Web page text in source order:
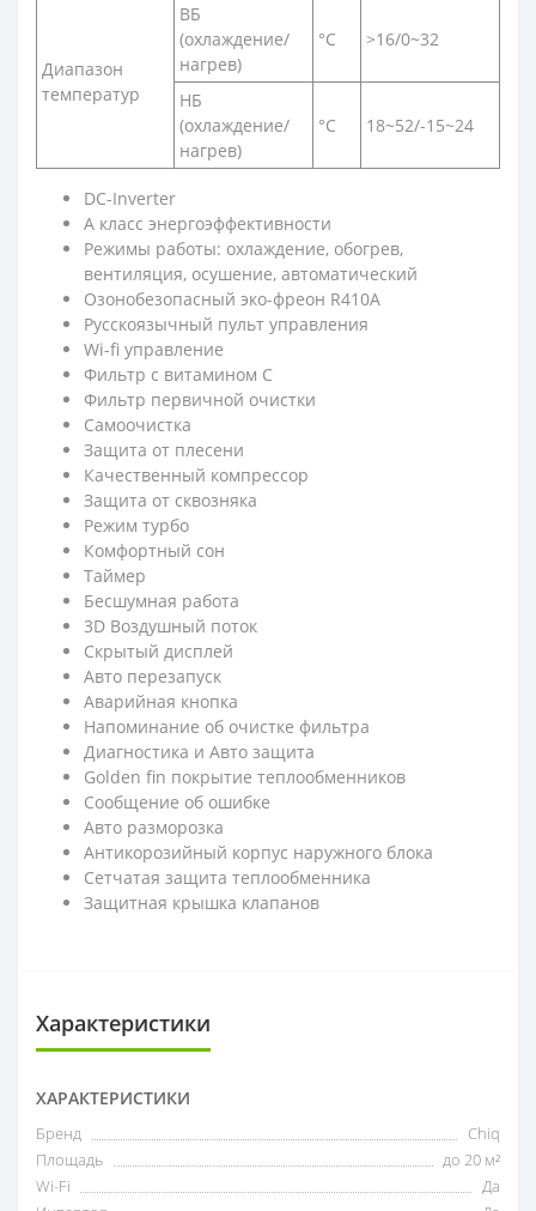
Диапазон
температур
ВБ
(охлаждение/
нагрев)
°C >16/0~32
НБ
(охлаждение/
нагрев)
°C 18~52/-15~24
DC-Inverter
A класс энергоэффективности
Режимы работы: охлаждение, обогрев,
вентиляция, осушение, автоматический
Озонобезопасный эко-фреон R410A
Русскоязычный пульт управления
Wi-fi управление
Фильтр с витамином С
Фильтр первичной очистки
Самоочистка
Защита от плесени
Качественный компрессор
Защита от сквозняка
Режим турбо
Комфортный сон
Таймер
Бесшумная работа
3D Воздушный поток
Скрытый дисплей
Авто перезапуск
Аварийная кнопка
Напоминание об очистке фильтра
Диагностика и Авто защита
Golden fin покрытие теплообменников
Сообщение об ошибке
Авто разморозка
Антикорозийный корпус наружнoго блока
Cетчатая защита теплообменника
Защитная крышка клапанов
Характеристики
ХАРАКТЕРИСТИКИ
Бренд
Chiq
Площадь
до 20 м²
Wi-Fi
Да